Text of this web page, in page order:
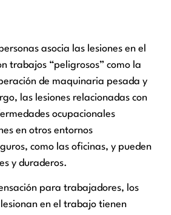
asocia las lesiones en el
trabajos “peligrosos” como la
de maquinaria pesada y
las lesiones relacionadas con
ocupacionales
en otros entornos
como las oficinas, y pueden
y duraderos.
para trabajadores, los
en el trabajo tienen